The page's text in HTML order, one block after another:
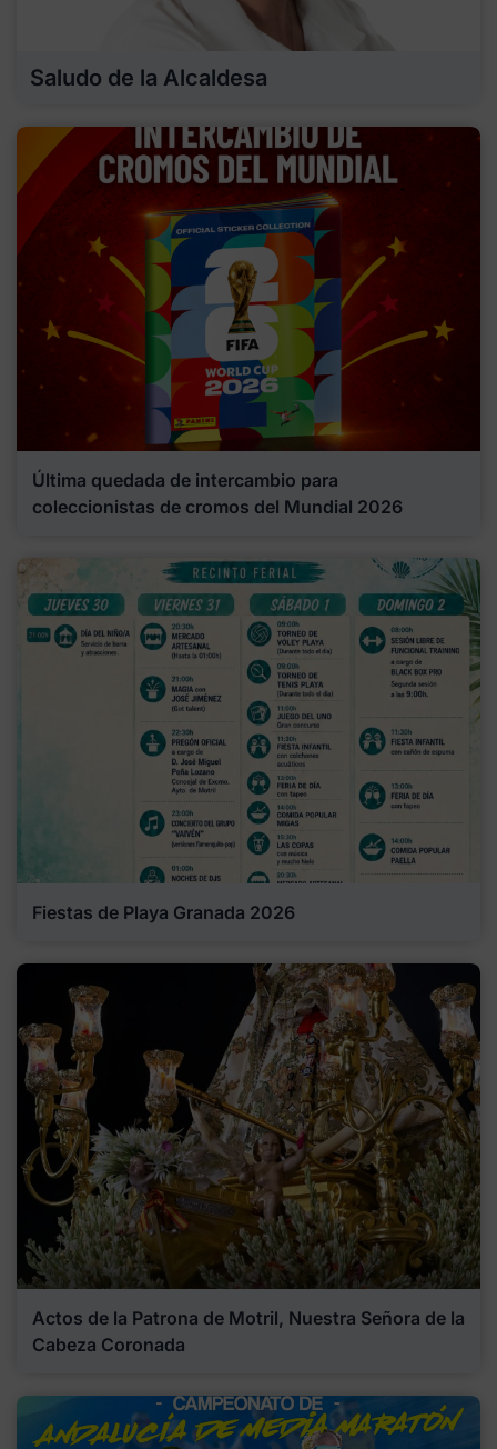
Saludo de la Alcaldesa
Última quedada de intercambio para
coleccionistas de cromos del Mundial 2026
Fiestas de Playa Granada 2026
Actos de la Patrona de Motril, Nuestra Señora de la
Cabeza Coronada